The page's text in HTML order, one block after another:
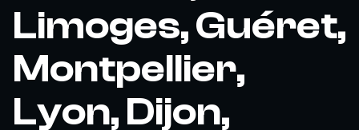
Limoges, Guéret,
Montpellier,
Lyon, Dijon,